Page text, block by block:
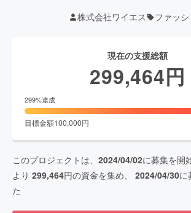
株式会社ワイエス ファッ
現在の支援総額
299,464円
299%達成
目標金額100,000円
このプロジェクトは、 2024/04/02に募集を開
より 299,464円の資金を集め、 2024/04/30に
た